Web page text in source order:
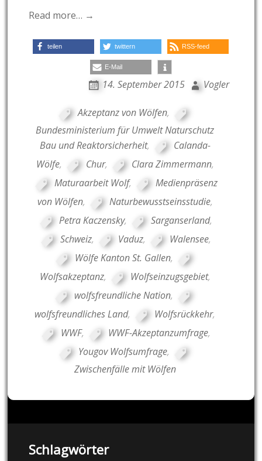
Read more… →
teilen twittern RSS-feed
E-Mail
14. September 2015 Vogler
Akzeptanz von Wölfen,
Bundesministerium für Umwelt Naturschutz
Bau und Reaktorsicherheit,
Calanda-
Wölfe, Chur, Clara Zimmermann,
Maturaarbeit Wolf,
Medienpräsenz
von Wölfen, Naturbewusstseinsstudie,
Petra Kaczensky, Sarganserland,
Schweiz, Vaduz, Walensee,
Wölfe Kanton St. Gallen,
Wolfsakzeptanz, Wolfseinzugsgebiet,
wolfsfreundliche Nation,
wolfsfreundliches Land, Wolfsrückkehr,
WWF, WWF-Akzeptanzumfrage,
Yougov Wolfsumfrage,
Zwischenfälle mit Wölfen
Schlagwörter